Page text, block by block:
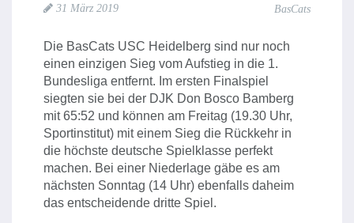
31 März 2019 BasCats
Die BasCats USC Heidelberg sind nur noch
einen einzigen Sieg vom Aufstieg in die 1.
Bundesliga entfernt. Im ersten Finalspiel
siegten sie bei der DJK Don Bosco Bamberg
mit 65:52 und können am Freitag (19.30 Uhr,
Sportinstitut) mit einem Sieg die Rückkehr in
die höchste deutsche Spielklasse perfekt
machen. Bei einer Niederlage gäbe es am
nächsten Sonntag (14 Uhr) ebenfalls daheim
das entscheidende dritte Spiel.